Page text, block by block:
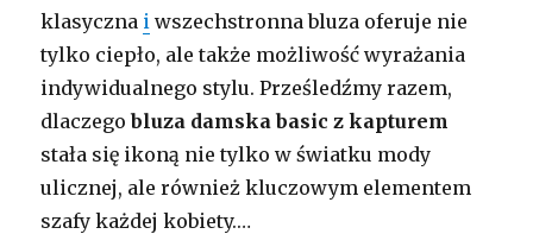
klasyczna i wszechstronna bluza oferuje nie
tylko ciepło, ale także możliwość wyrażania
indywidualnego stylu. Prześledźmy razem,
dlaczegobluza damska basic z kapturem
stała się ikoną nie tylko w światku mody
ulicznej, ale również kluczowym elementem
szafy każdej kobiety.…